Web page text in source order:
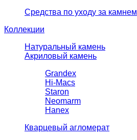
Средства по уходу за камнем
Коллекции
Натуральный камень
Акриловый камень
Grandex
Hi-Macs
Staron
Neomarm
Hanex
Кварцевый агломерат